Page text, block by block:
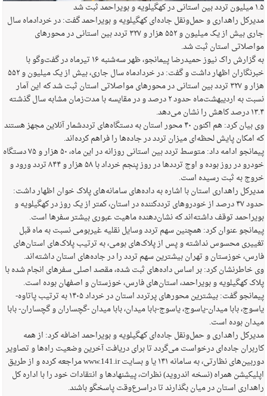
۱.۵ میلیون تردد بین استانی در کهگیلویه و بویراحمد ثبت شد
مدیرکل راهداری و حمل‌ونقل جاده‌ای کهگیلویه و بویراحمد گفت: در خردادماه سال
جاری بیش از یک میلیون و ۵۵۲ هزار و ۳۲۷ تردد بین استانی در محورهای
مواصلاتی استان ثبت شد.
به گزارش راک نیوز حمیدرضا پیمانجو، ظهر سه‌شنبه ۱۶ تیرماه در گفت‌و‌گو با
خبرنگاران اظهار داشت و گفت: در خردادماه سال جاری، بیش از یک میلیون و ۵۵۲
هزار و ۳۲۷ تردد بین استانی در محورهای مواصلاتی استان ثبت شد که این آمار
نسبت به اردیبهشت‌ماه حدود ۲ درصد و در مقایسه با مدت‌زمان مشابه سال گذشته
۱۳.۴ درصد کاهش را نشان می‌دهد.
وی بیان کرد: هم اکنون ۴۰ محور استان به دستگاه‌های ترددشمار آنلاین مجهز هستند
که امکان پایش لحظه‌ای میزان تردد در جاده‌ها را فراهم کرده‌اند.
پیمانجو ادامه داد: متوسط تردد بین استانی روزانه در این ماه، ۵۰ هزار و ۷۵ دستگاه
خودرو در روز بوده و اوج ترددها در روز پنجم خرداد با ۵۸ هزار و ۸۴۴ تردد ورود و
خروج به ثبت رسیده است.
مدیرکل راهداری استان با اشاره به داده‌های سامانه‌های پلاک خوان اظهار داشت:
حدود ۴۷ درصد از خودروهای ترددکننده در استان، کمتر از یک روز در کهگیلویه و
بویراحمد توقف داشته‌اند که نشان‌دهنده ماهیت عبوری بیشتر سفرها است.
پیمانجو عنوان کرد: همچنین سهم تردد وسایل نقلیه غیربومی نسبت به ماه قبل
تغییری محسوس نداشته و پس از پلاک‌های بومی، به ترتیب پلاک‌های استان‌های
فارس، خوزستان و تهران بیشترین سهم تردد را در جاده‌های استان داشته‌اند.
وی خاطرنشان کرد: بر اساس داده‌های ثبت شده، مقصد اصلی سفرهای انجام شده با
پلاک کهگیلویه و بویراحمد، استان‌های فارس، خوزستان و اصفهان بوده است.
پیمانجو گفت: بیشترین محورهای پرتردد استان در خرداد ۱۴۰۵ به ترتیب پاتاوه-
یاسوج، بابا میدان-یاسوج، یاسوج-بابا میدان، بابا میدان -گچساران و گچساران- بابا
میدان بوده است.
مدیرکل راهداری و حمل‌ونقل جاده‌ای کهگیلویه و بویراحمد اضافه کرد: از همه
کاربران جاده‌ای درخواست می‌گردد تا برای دریافت آخرین وضعیت راه‌ها و تصاویر
دوربین‌های نظارتی، به سامانه ۱۴۱ یا و بسایت www.141.ir مراجعه کرده و از طریق
اپلیکیشن همراه (نسخه اندروید) نظرات، پیشنهادها و انتقادات خود را با اداره کل
راهداری استان در میان بگذارند تا دراسرع‌وقت پاسخگو باشند.